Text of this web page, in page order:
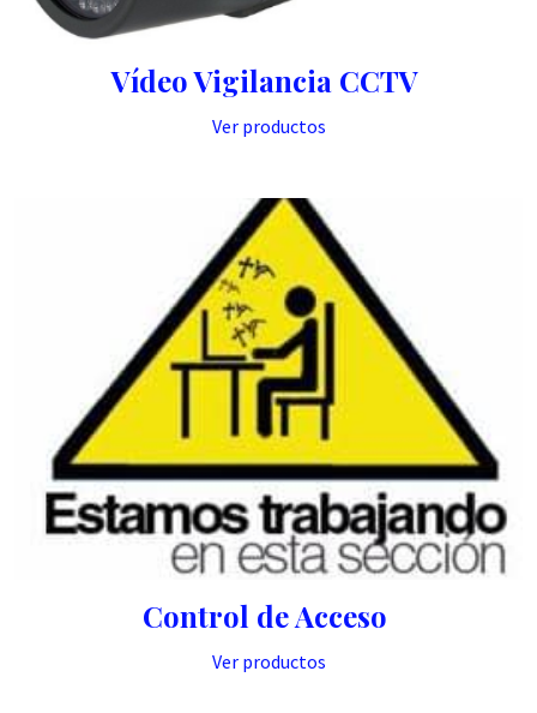
Vídeo Vigilancia CCTV
Ver productos
Control de Acceso
Ver productos